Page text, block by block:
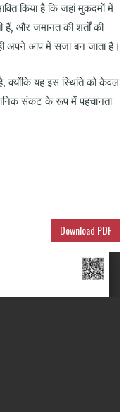
किया है कि जहां मुकदमों में
हैं, और जमानत की शर्तों की
ही अपने आप में सजा बन जाता है।
क्योंकि यह इस स्थिति को केवल
संकट के रूप में पहचानता
Download PDF